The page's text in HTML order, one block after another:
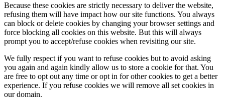
Because these cookies are strictly necessary to deliver the website,
refusing them will have impact how our site functions. You always
can block or delete cookies by changing your browser settings and
force blocking all cookies on this website. But this will always
prompt you to accept/refuse cookies when revisiting our site.
We fully respect if you want to refuse cookies but to avoid asking
you again and again kindly allow us to store a cookie for that. You
are free to opt out any time or opt in for other cookies to get a better
experience. If you refuse cookies we will remove all set cookies in
our domain.